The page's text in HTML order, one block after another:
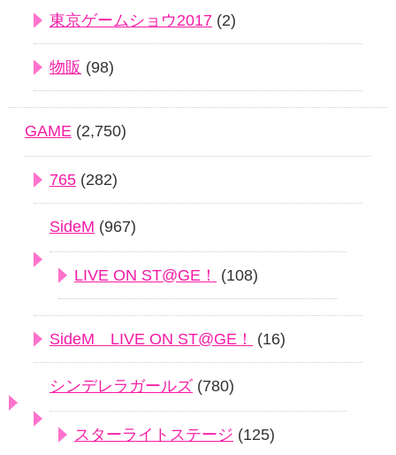
東京ゲームショウ2017 (2)
物販 (98)
GAME (2,750)
765 (282)
SideM (967)
LIVE ON ST@GE！ (108)
SideM LIVE ON ST@GE！ (16)
シンデレラガールズ (780)
スターライトステージ (125)